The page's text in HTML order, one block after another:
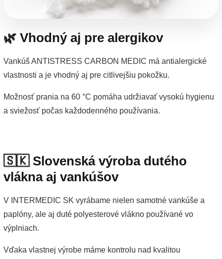
🌿 Vhodný aj pre alergikov
Vankúš ANTISTRESS CARBON MEDIC má antialergické
vlastnosti a je vhodný aj pre citlivejšiu pokožku.
Možnosť prania na 60 °C pomáha udržiavať vysokú hygienu
a sviežosť počas každodenného používania.
🇸🇰 Slovenská výroba dutého
vlákna aj vankúšov
V INTERMEDIC SK vyrábame nielen samotné vankúše a
paplóny, ale aj duté polyesterové vlákno používané vo
výplniach.
Vďaka vlastnej výrobe máme kontrolu nad kvalitou